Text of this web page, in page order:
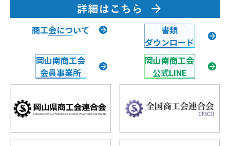
商工会について
書類
ダウンロード
岡山南商工会
会員事業所
岡山南商工会
公式LINE